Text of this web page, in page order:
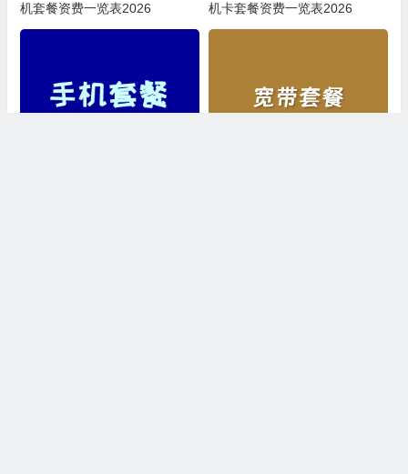
机套餐资费一览表2026
机卡套餐资费一览表2026